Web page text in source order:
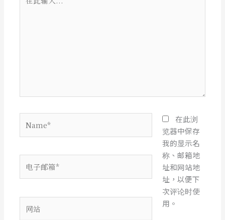
子
箱
站
在此浏
览器中保存
我的显示名
称、邮箱地
址和网站地
址，以便下
次评论时使
用。